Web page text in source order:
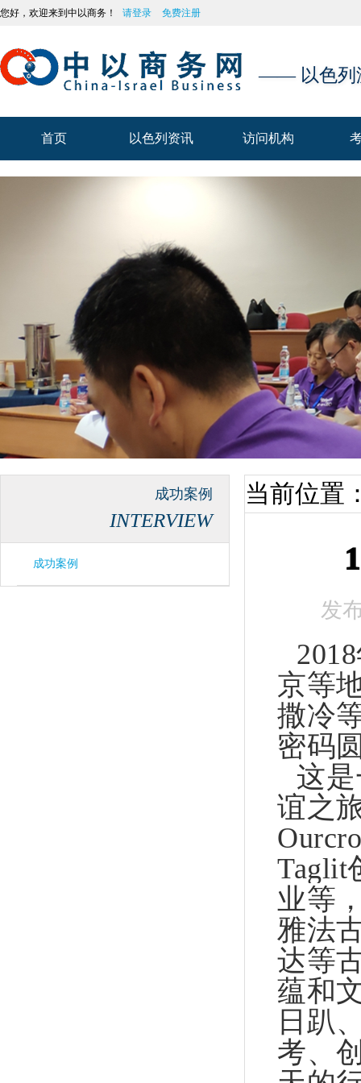
您好，欢迎来到中以商务！ 请登录 免费注册
—— 以色列
首页 以色列资讯 访问机构
成功案例
INTERVIEW
成功案例
当前位置
发
京等
撒冷
密码
这
谊之
Taglit
业等
雅法
达等
蕴和
日趴
考、